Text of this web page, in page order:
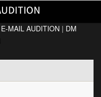
E-MAIL AUDITION | DM